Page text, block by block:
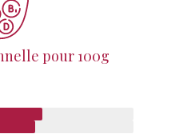
pour 100g